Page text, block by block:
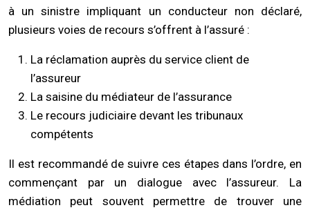
à un sinistre impliquant un conducteur non déclaré,
plusieurs voies de recours s’offrent à l’assuré :
La réclamation auprès du service client de
l’assureur
La saisine du médiateur de l’assurance
Le recours judiciaire devant les tribunaux
compétents
Il est recommandé de suivre ces étapes dans l’ordre, en
commençant par un dialogue avec l’assureur. La
médiation peut souvent permettre de trouver une